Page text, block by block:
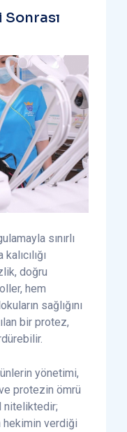
sınırlı
doğru
hem
sağlığını
bir protez,
yönetimi,
protezin ömrü
niteliktedir;
verdiği